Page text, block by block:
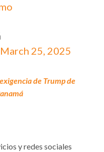
March 25, 2025
de Trump de
y redes sociales